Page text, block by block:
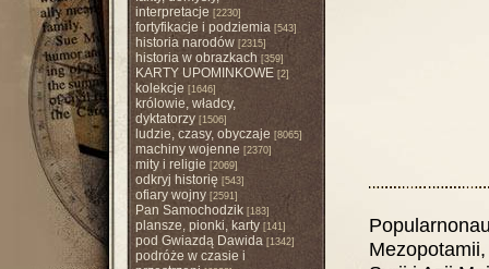
interpretacje [2230]
fortyfikacje i podziemia[543]
historia narodów[2315]
historia w obrazkach [359]
KARTY UPOMINKOWE[2]
kolekcje [1646]
królowie, władcy,
dyktatorzy[1506]
ludzie, czasy, obyczaje [8065]
machiny wojenne [2370]
mity i religie [2069]
odkryj historię[543]
ofiary wojny[2591]
Pan Samochodzik[183]
plansze, pionki, karty[141]
pod Gwiazdą Dawida[1342]
podróże w czasie i